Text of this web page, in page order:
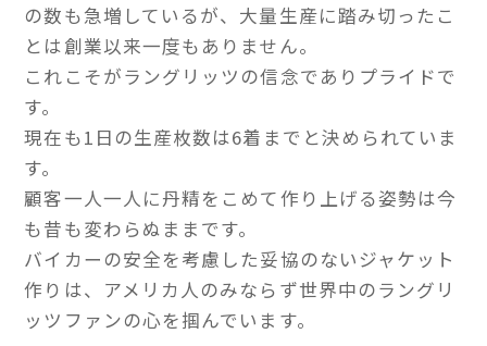
の数も急増しているが、大量生産に踏み切ったこ
とは創業以来一度もありません。
これこそがラングリッツの信念でありプライドで
す。
現在も1日の生産枚数は6着までと決められていま
す。
顧客一人一人に丹精をこめて作り上げる姿勢は今
も昔も変わらぬままです。
バイカーの安全を考慮した妥協のないジャケット
作りは、アメリカ人のみならず世界中のラングリ
ッツファンの心を掴んでいます。